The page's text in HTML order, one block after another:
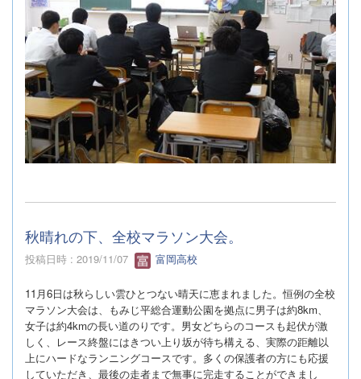
秋晴れの下、全校マラソン大会。
投稿日時 : 2019/11/07 富岡高校
11 月6日は秋らしい雲ひとつない晴天に恵まれました。恒例の全校
マラソン大会は、もみじ平総合運動公園を拠点に男子は約8km、
女子は約4kmの長い道のりです。男女どちらのコースも起伏が激
しく、レース終盤にはきつい上り坂が待ち構える、実際の距離以
上にハードなランニングコースです。多くの保護者の方にも応援
していただき、最後の走者まで無事に完走することができまし